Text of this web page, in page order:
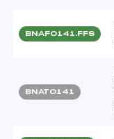
BNAF0141.FFS
BNAT0141